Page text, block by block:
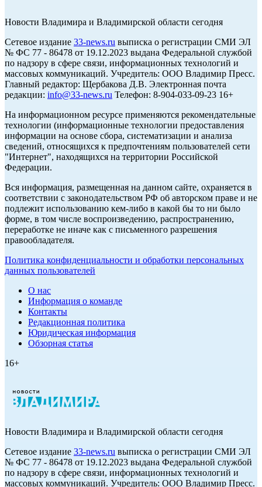
Новости Владимира и Владимирской области сегодня
Cетевое издание 33-news.ru выписка о регистрации СМИ ЭЛ
№ ФС 77 - 86478 от 19.12.2023 выдана Федеральной службой
по надзору в сфере связи, информационных технологий и
массовых коммуникаций. Учредитель: ООО Владимир Пресс.
Главный редактор: Щербакова Д.В. Электронная почта
редакции: info@33-news.ru Телефон: 8-904-033-09-23 16+
На информационном ресурсе применяются рекомендательные
технологии (информационные технологии предоставления
информации на основе сбора, систематизации и анализа
сведений, относящихся к предпочтениям пользователей сети
"Интернет", находящихся на территории Российской
Федерации.
Вся информация, размещенная на данном сайте, охраняется в
соответствии с законодательством РФ об авторском праве и не
подлежит использованию кем-либо в какой бы то ни было
форме, в том числе воспроизведению, распространению,
переработке не иначе как с письменного разрешения
правообладателя.
Политика конфиденциальности и обработки персональных
данных пользователей
О нас
Информация о команде
Контакты
Редакционная политика
Юридическая информация
Обзорная статья
16+
Новости Владимира и Владимирской области сегодня
Cетевое издание 33-news.ru выписка о регистрации СМИ ЭЛ
№ ФС 77 - 86478 от 19.12.2023 выдана Федеральной службой
по надзору в сфере связи, информационных технологий и
массовых коммуникаций. Учредитель: ООО Владимир Пресс.